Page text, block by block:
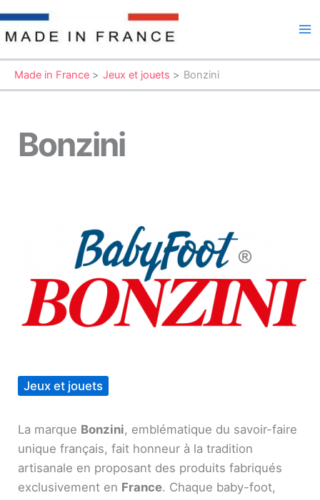
au
contenu
Made in France Jeux et jouets Bonzini
Bonzini
Jeux et jouets
La marque Bonzini, emblématique du savoir-faire
unique français, fait honneur à la tradition
artisanale en proposant des produits fabriqués
exclusivement en France. Chaque baby-foot,